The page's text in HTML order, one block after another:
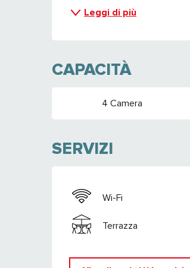
Leggi di più
CAPACITÀ
4 Camera
SERVIZI
Wi-Fi
Terrazza